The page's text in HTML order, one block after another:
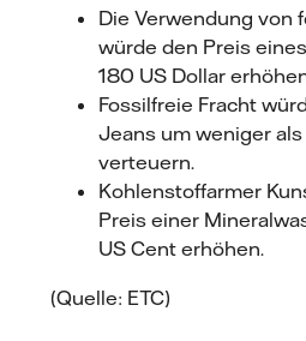
Die Verwendung von
würde den Preis
180 US Dollar
Fossilfreie Fracht
Jeans um weniger als
verteuern.
Kohlenstoffarmer
Preis einer
US Cent erhöhen.
(Quelle: ETC)